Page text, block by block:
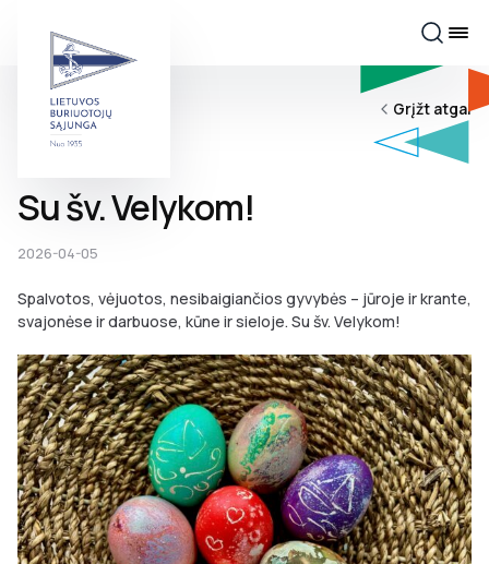
Grįžt atgal
Su šv. Velykom!
2026-04-05
Spalvotos, vėjuotos, nesibaigiančios gyvybės – jūroje ir krante,
svajonėse ir darbuose, kūne ir sieloje. Su šv. Velykom!